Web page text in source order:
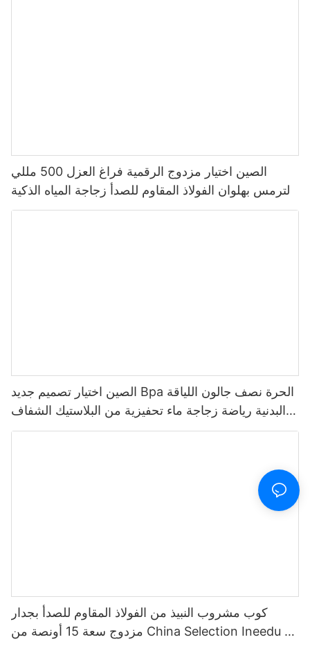
الصين اختيار مزدوج الرقمية فراغ العزل 500 مللي
الترمس بهلوان الفولاذ المقاوم للصدأ زجاجة المياه الذكية
مع شاشة عرض درجة الحرارة Led
الصين اختيار تصميم جديد Bpa الحرة نصف جالون اللياقة
البدنية رياضة زجاجة ماء تحفيزية من البلاستيك الشفاف
مع علامة الوقت والقش
كوب مشروب النبيذ من الفولاذ المقاوم للصدأ بجدار
مزدوج سعة 15 أونصة من China Selection Ineedu -